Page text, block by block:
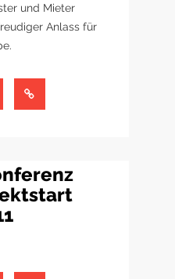
und Mieter
Anlass für